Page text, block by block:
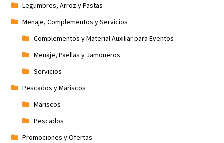
Legumbres, Arroz y Pastas
Menaje, Complementos y Servicios
Complementos y Material Auxiliar para Eventos
Menaje, Paellas y Jamoneros
Servicios
Pescados y Mariscos
Mariscos
Pescados
Promociones y Ofertas